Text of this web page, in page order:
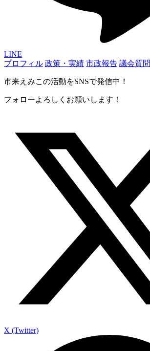
LINE
プロフィル 政策・実績 市政報告 議会質問
市来えみこの活動をSNSで発信中！
フォローよろしくお願いします！
X (Twitter)